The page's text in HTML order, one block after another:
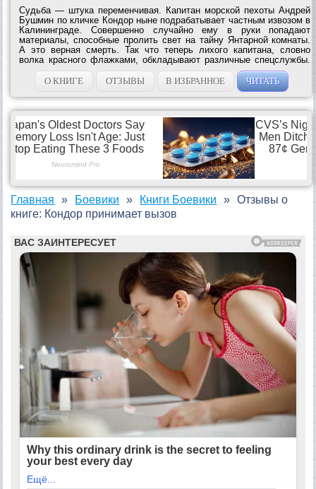
Судьба — штука переменчивая. Капитан морской пехоты Андрей
Бушмин по кличке Кондор ныне подрабатывает частным извозом в
Калининграде. Совершенно случайно ему в руки попадают
материалы, способные пролить свет на тайну Янтарной комнаты.
А это верная смерть. Так что теперь лихого капитана, словно
волка красного флажками, обкладывают различные спецслужбы.
Один за другим гибнут его товарищи, смерть идет за ним по
пятам. Но морскую...
О КНИГЕ ОТЗЫВЫ В ИЗБРАННОЕ ЧИТАТЬ
Главная Боевики Книги Боевики
Отзывы о
книге: Кондор принимает вызов